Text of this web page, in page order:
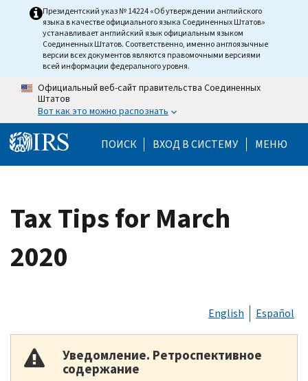
Skip to main content
Президентский указ № 14224 «Об утверждении английского
языка в качестве официального языка Соединенных Штатов»
устанавливает английский язык официальным языком
Соединенных Штатов. Соответственно, именно англоязычные
версии всех документов являются правомочными версиями
всей информации федерального уровня.
Официальный веб-сайт правительства Соединенных
Штатов
Вот как это можно распознать
ПОИСК Help Menu Mobile
ВХОД В СИСТЕМУ МЕНЮ
Tax Tips for March
2020
English Español
Уведомление. Ретроспективное
содержание